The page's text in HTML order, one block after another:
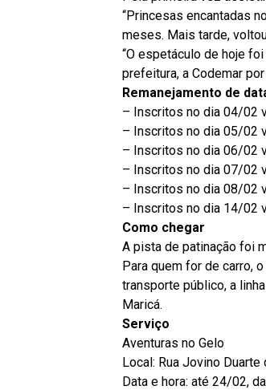
“Princesas encantadas
meses. Mais tarde,
“O espetáculo de hoje
prefeitura, a Codemar
Remanejamento de
– Inscritos no dia 04/02
– Inscritos no dia 05/02
– Inscritos no dia 06/02
– Inscritos no dia 07/02
– Inscritos no dia 08/02
– Inscritos no dia 14/02
Como chegar
A pista de patinação foi
Para quem for de carro,
transporte público, a
Maricá.
Serviço
Aventuras no Gelo
Local: Rua Jovino
Data e hora: até 24/02,